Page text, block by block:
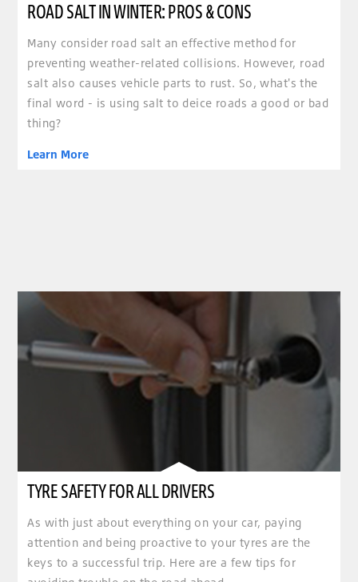
ROAD SALT IN WINTER: PROS & CONS
Many consider road salt an effective method for
preventing weather-related collisions. However, road
salt also causes vehicle parts to rust. So, what's the
final word - is using salt to deice roads a good or bad
thing?
Learn More
TYRE SAFETY FOR ALL DRIVERS
As with just about everything on your car, paying
attention and being proactive to your tyres are the
keys to a successful trip. Here are a few tips for